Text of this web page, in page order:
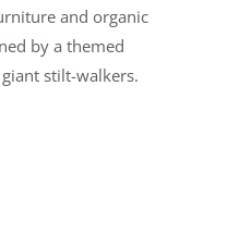
and organic
by a themed
stilt-walkers.